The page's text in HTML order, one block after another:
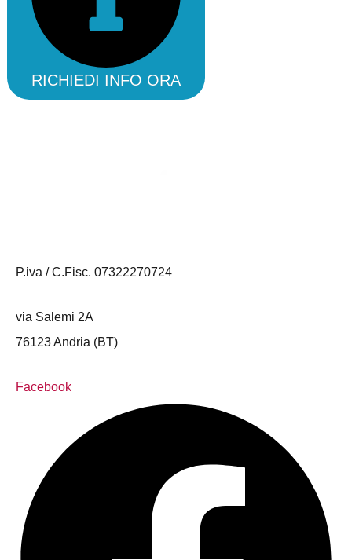
RICHIEDI INFO ORA
P.iva / C.Fisc. 07322270724
via Salemi 2A
76123 Andria (BT)
Facebook